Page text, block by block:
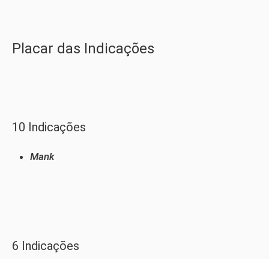
Placar das Indicações
10 Indicações
Mank
6 Indicações